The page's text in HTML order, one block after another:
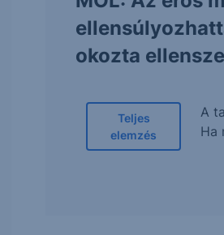
okozta
Teljes
elemzés
A
Ha